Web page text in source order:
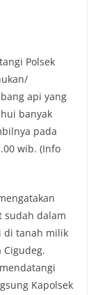
Polsek
api yang
banyak
pada
wib. (Info
sudah dalam
di tanah milik
Cigudeg.
Kapolsek